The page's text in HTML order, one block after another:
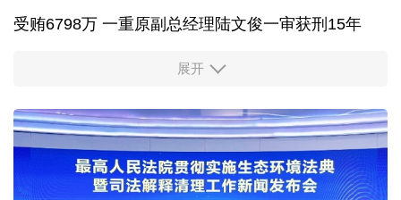
受贿6798万 一重原副总经理陆文俊一审获刑15年
从中国空调热销欧洲，看中国制造惠及全球
二季度中国清洁能源建设景气指数处于较景气区间
服贸会进入倒计时一个月 180余项创新成果将发布
展开